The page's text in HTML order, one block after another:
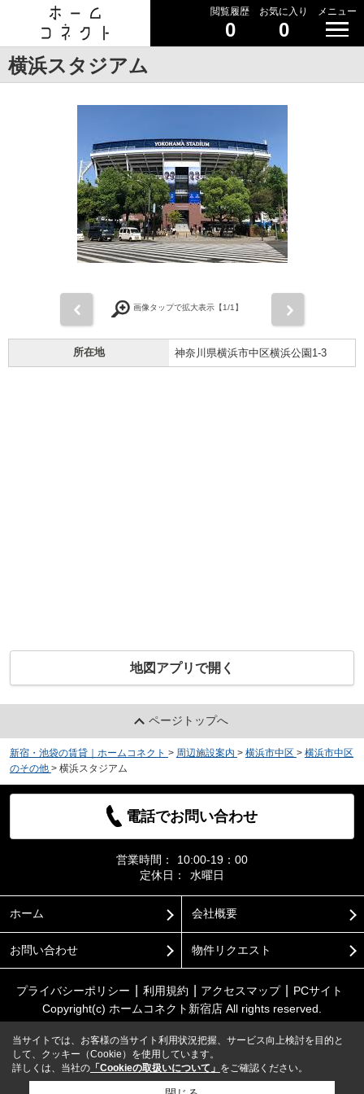
閲覧履歴
0
お気に入り
0
メニュー
横浜スタジアム
画像タップで拡大表示【1/1】
所在地 神奈川県横浜市中区横浜公園1-3
地図アプリで開く
ページトップへ
新宿・池袋の賃貸｜ホームコネクト > 周辺施設案内 > 横浜市中区 > 横浜市中区
のその他 > 横浜スタジアム
電話でお問い合わせ
営業時間：
10:00-19：00
定休日：
水曜日
ホーム 会社概要
お問い合わせ 物件リクエスト
プライバシーポリシー 利用規約 アクセスマップ
PCサイト
Copyright(c) ホームコネクト新宿店 All rights reserved.
当サイトでは、お客様の当サイト利用状況把握、サービス向上検討を目的と
して、クッキー（Cookie）を使用しています。
詳しくは、当社の 「Cookieの取扱いについて」 をご確認ください。